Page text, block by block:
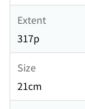
Extent
317p
Size
21cm